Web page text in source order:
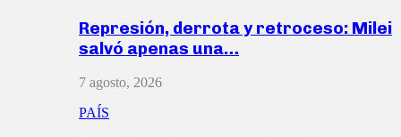
Represión, derrota y retroceso: Milei
salvó apenas una…
7 agosto, 2026
PAÍS